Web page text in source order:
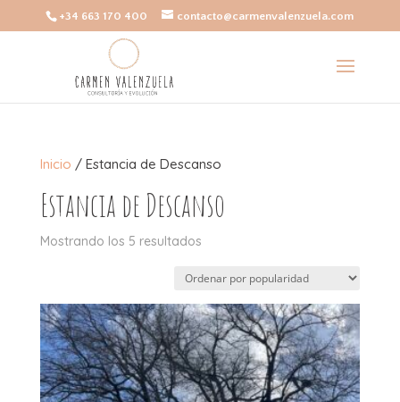
+34 663 170 400 contacto@carmenvalenzuela.com
Inicio / Estancia de Descanso
Estancia de Descanso
Mostrando los 5 resultadosOrdenado
popularidad